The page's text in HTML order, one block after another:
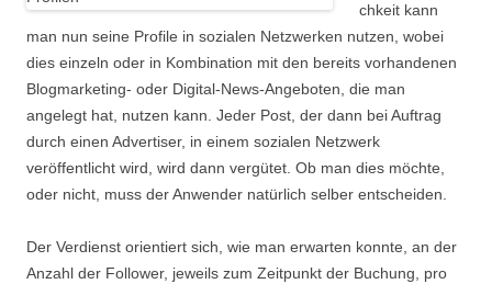
chkeit kann
man nun seine Profile in sozialen Netzwerken nutzen, wobei
dies einzeln oder in Kombination mit den bereits vorhandenen
Blogmarketing- oder Digital-News-Angeboten, die man
angelegt hat, nutzen kann. Jeder Post, der dann bei Auftrag
durch einen Advertiser, in einem sozialen Netzwerk
veröffentlicht wird, wird dann vergütet. Ob man dies möchte,
oder nicht, muss der Anwender natürlich selber entscheiden.
Der Verdienst orientiert sich, wie man erwarten konnte, an der
Anzahl der Follower, jeweils zum Zeitpunkt der Buchung, pro